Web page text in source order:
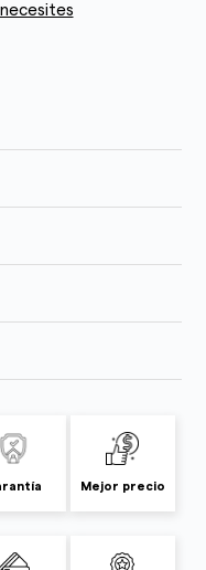
Mejor precio